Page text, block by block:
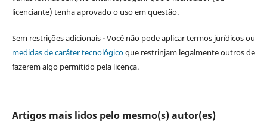
licenciante) tenha aprovado o uso em questão.
Sem restrições adicionais - Você não pode aplicar termos jurídicos ou
medidas de caráter tecnológicoque restrinjam legalmente outros de
fazerem algo permitido pela licença.
Artigos mais lidos pelo mesmo(s) autor(es)